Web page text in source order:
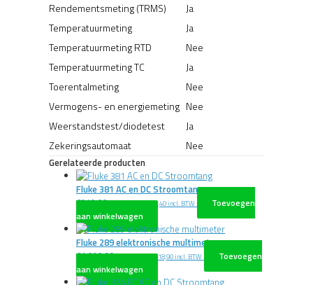
Rendementsmeting (TRMS)
Ja
Temperatuurmeting
Ja
Temperatuurmeting RTD
Nee
Temperatuurmeting TC
Ja
Toerentalmeting
Nee
Vermogens- en energiemeting Nee
Weerstandstest/diodetest
Ja
Zekeringsautomaat
Nee
Gerelateerde producten
Fluke 381 AC en DC Stroomtang
€940,00 excl. BTW€1.137,40 incl. BTW
Toevoegen
aan winkelwagen
Fluke 289 elektronische multimeter
€1.090,00 excl. BTW€1.318,90 incl. BTW
Toevoegen
aan winkelwagen